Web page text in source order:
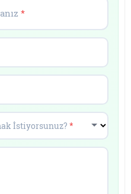
*
İstiyorsunuz?*